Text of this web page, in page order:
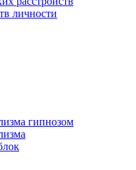
личности
гипнозом